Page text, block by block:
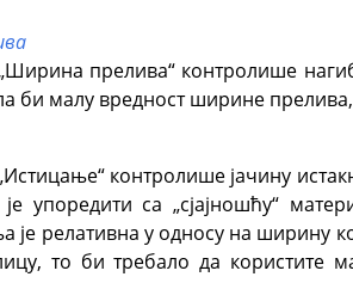
прелива“ контролише
би малу вредност ширине
контролише јачину
упоредити са „сјајношћу“
је релативна у односу на ширину
то би требало да користите